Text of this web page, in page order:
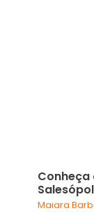
Maiara